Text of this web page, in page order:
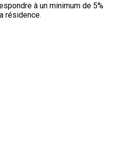
à un minimum de 5%
résidence.